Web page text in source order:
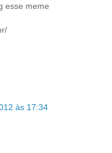
esse meme
às 17:34